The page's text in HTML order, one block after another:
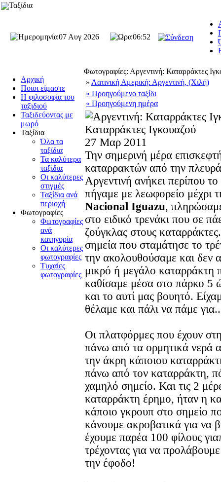
Ταξίδια
07 Αυγ 2026 06:52
Αρχική
Ποιοι είμαστε
Η φιλοσοφία του
ταξιδιού
Ταξιδεύοντας με
μωρό
Ταξίδια
Όλα τα
ταξίδια
Τα καλύτερα
ταξίδια
Οι καλύτερες
στιγμές
Ταξίδια ανά
περιοχή
Φωτογραφίες
Φωτογραφίες
ανά
κατηγορία
Οι καλύτερες
φωτογραφίες
Τυχαίες
φωτογραφίες
Φωτογραφίες: Αργεντινή: Καταρράκτες
» Λατινική Αμερική: Αργεντινή, (Χιλή)
« Προηγούμενο ταξίδι
« Προηγούμενη ημέρα
Καταρράκτες Ιγκουαζού
27 Μαρ 2011
Την σημερινή μέρα
καταρρακτών από την
Αργεντινή ανήκει περίπου
πήγαμε με λεωφορείο μέχρι
Nacional Iguazu,
στο ειδικό τρενάκι που σε
ζούγκλας στους
σημεία που σταμάτησε το
την ακολουθούσαμε και δεν
μικρό ή μεγάλο καταρράκτη
καθίσαμε μέσα στο πάρκο 5
και το αυτί μας βουητό.
θέλαμε και πάλι να πάμε
Οι πλατφόρμες που έχουν
πάνω από τα ορμητικά νερά
την άκρη κάποιου
πάνω από τον καταρράκτη,
χαμηλό σημείο. Και τις 2
καταρράκτη έρημο, ήταν η
κάποιο γκρουπ στο σημείο
κάνουμε ακροβατικά για να
έχουμε παρέα 100 φίλους
τρέχοντας για να
την έφοδο!